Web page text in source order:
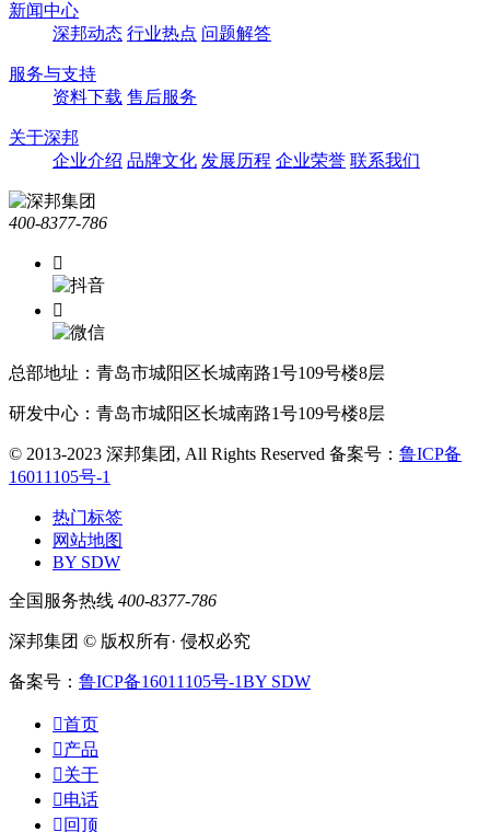
新闻中心
深邦动态 行业热点 问题解答
服务与支持
资料下载 售后服务
关于深邦
企业介绍 品牌文化 发展历程 企业荣誉 联系我们
400-8377-786


总部地址：青岛市城阳区长城南路1号109号楼8层
研发中心：青岛市城阳区长城南路1号109号楼8层
© 2013-2023 深邦集团, All Rights Reserved 备案号： 鲁ICP备
16011105号-1
热门标签
网站地图
BY SDW
全国服务热线 400-8377-786
深邦集团 © 版权所有· 侵权必究
备案号： 鲁ICP备16011105号-1BY SDW
首页
产品
关于
电话
 回顶